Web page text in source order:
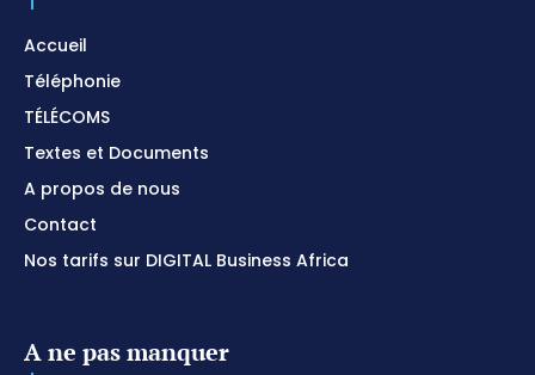
Accueil
Téléphonie
TÉLÉCOMS
Textes et Documents
A propos de nous
Contact
Nos tarifs sur DIGITAL Business Africa
A ne pas manquer